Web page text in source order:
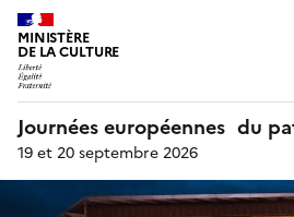
MINISTÈRE
DE LA CULTURE
Journées européennes du
19 et 20 septembre 2026